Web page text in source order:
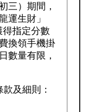
三）期間，
運生財」
指定分數
換領手機掛
數量有限，
及細則：